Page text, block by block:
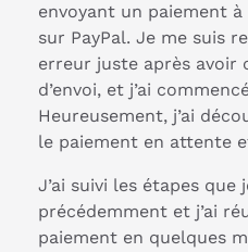
envoyant un paiement
sur PayPal. Je me suis
erreur juste après avoir
d’envoi, et j’ai
Heureusement, j’ai
le paiement en attente
J’ai suivi les étapes que
précédemment et j’ai
paiement en quelques